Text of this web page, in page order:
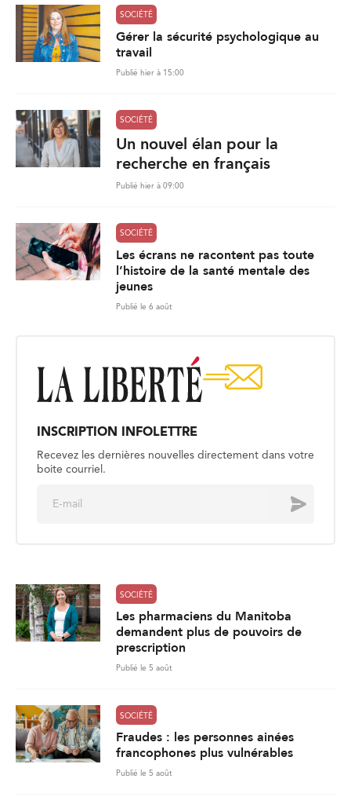
SOCIÉTÉ
Gérer la sécurité psychologique au
travail
Publié hier à 15:00
SOCIÉTÉ
Un nouvel élan pour la
recherche en français
Publié hier à 09:00
SOCIÉTÉ
Les écrans ne racontent pas toute
l’histoire de la santé mentale des
jeunes
Publié le 6 août
INSCRIPTION INFOLETTRE
Recevez les dernières nouvelles directement dans votre
boite courriel.
Envoyer
SOCIÉTÉ
Les pharmaciens du Manitoba
demandent plus de pouvoirs de
prescription
Publié le 5 août
SOCIÉTÉ
Fraudes : les personnes ainées
francophones plus vulnérables
Publié le 5 août